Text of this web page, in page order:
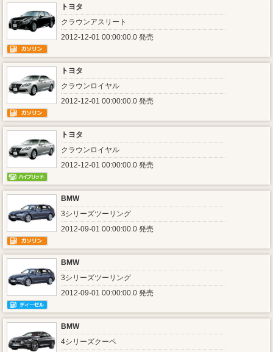
トヨタ
クラウンアスリート
2012-12-01 00:00:00.0 発売
トヨタ
クラウンロイヤル
2012-12-01 00:00:00.0 発売
トヨタ
クラウンロイヤル
2012-12-01 00:00:00.0 発売
BMW
3シリーズツーリング
2012-09-01 00:00:00.0 発売
BMW
3シリーズツーリング
2012-09-01 00:00:00.0 発売
BMW
4シリーズクーペ